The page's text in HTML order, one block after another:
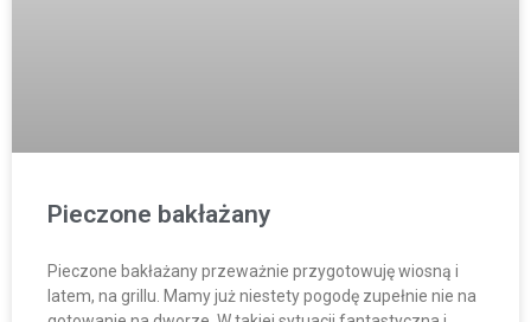
Pieczone bakłażany
Pieczone bakłażany przeważnie przygotowuję wiosną i
latem, na grillu. Mamy już niestety pogodę zupełnie nie na